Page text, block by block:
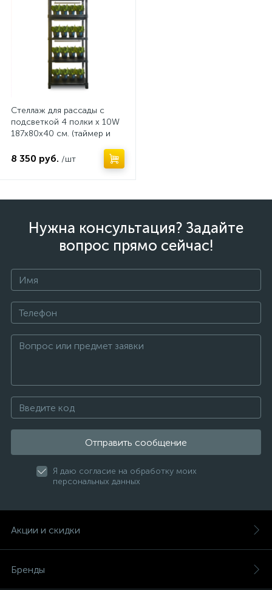
Стеллаж для рассады с
подсветкой 4 полки х 10W
187х80х40 см. (таймер и
8 350 руб. /шт
Нужна консультация? Задайте
вопрос прямо сейчас!
Отправить сообщение
Я даю согласие на обработку моих
персональных данных
Акции и скидки
Бренды